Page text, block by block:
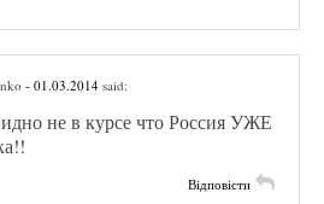
- 01.03.2014 said:
не в курсе что Россия УЖЕ
Відповісти